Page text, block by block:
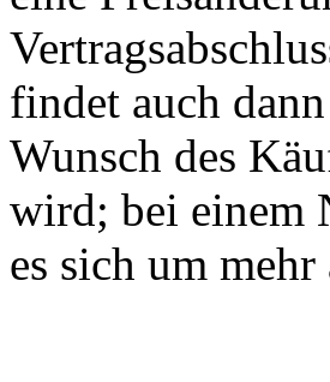
findet auch
Wunsch des
wird; bei einem
es sich um